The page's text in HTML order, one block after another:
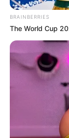
BRAINBERRIES
The World Cup